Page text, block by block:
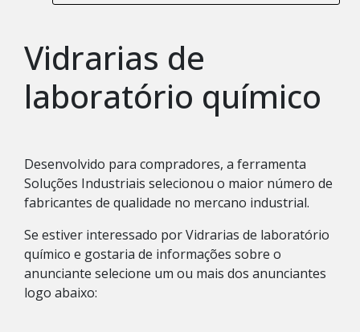
Vidrarias de
laboratório químico
Desenvolvido para compradores, a ferramenta
Soluções Industriais selecionou o maior número de
fabricantes de qualidade no mercano industrial.
Se estiver interessado por Vidrarias de laboratório
químico e gostaria de informações sobre o
anunciante selecione um ou mais dos anunciantes
logo abaixo: